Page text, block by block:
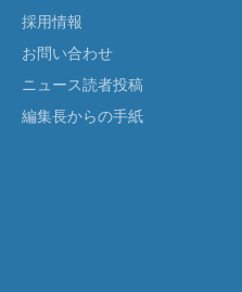
採用情報
お問い合わせ
ニュース読者投稿
編集長からの手紙